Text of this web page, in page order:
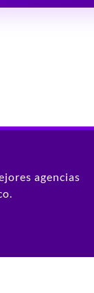
agencias